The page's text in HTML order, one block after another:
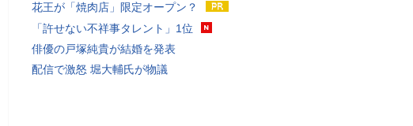
花王が「焼肉店」限定オープン？
「許せない不祥事タレント」1位
俳優の戸塚純貴が結婚を発表
配信で激怒 堀大輔氏が物議